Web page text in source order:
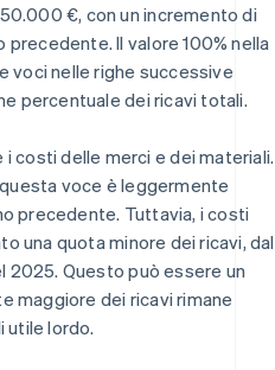
€, con un incremento di
Il valore 100% nella
voci nelle righe successive
percentuale dei ricavi totali.
i costi delle merci e dei materiali.
voce è leggermente
precedente. Tuttavia, i costi
una quota minore dei ricavi, dal
2025. Questo può essere un
maggiore dei ricavi rimane
lordo.